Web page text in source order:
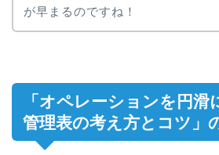
が早まるのですね！
「オペレーションを円滑
管理表の考え方とコツ」